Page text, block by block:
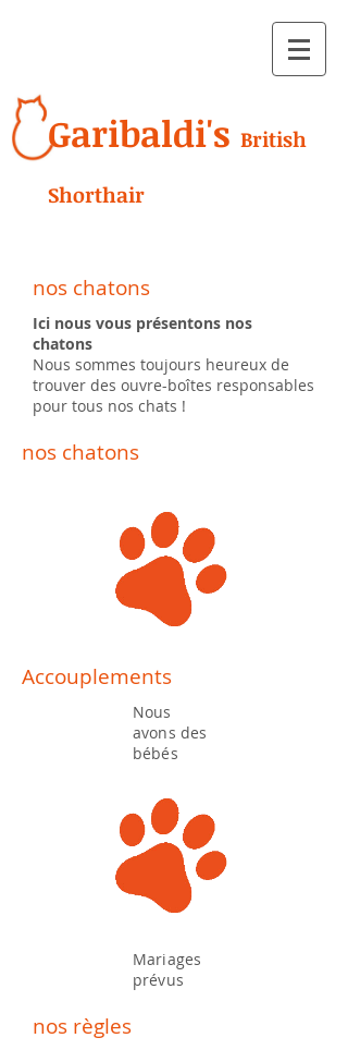
Garibaldi's British
Shorthair
nos chatons
Ici nous vous présentons nos
chatons
Nous sommes toujours heureux de
trouver des ouvre-boîtes responsables
pour tous nos chats !
nos chatons
Accouplements
Nous
avons des
bébés
Mariages
prévus
nos règles